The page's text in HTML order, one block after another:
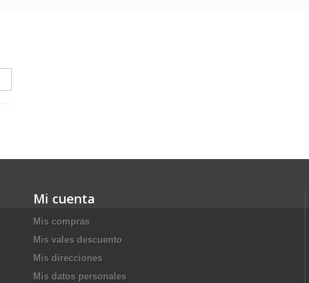
Mi cuenta
Mis compras
Mis vales descuento
Mis direcciones
Mis datos personales